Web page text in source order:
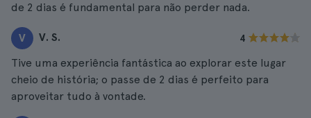
de 2 dias é fundamental para não perder nada.
V V. S. 4
Tive uma experiência fantástica ao explorar este lugar
cheio de história; o passe de 2 dias é perfeito para
aproveitar tudo à vontade.